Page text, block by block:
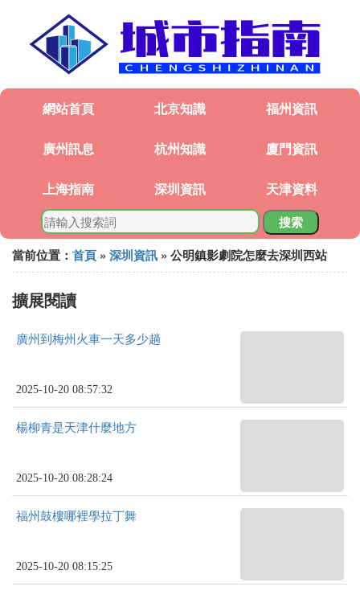
網站首頁 北京知識 福州資訊
廣州訊息 杭州知識 廈門資訊
上海指南 深圳資訊 天津資料
搜索
當前位置： 首頁 » 深圳資訊 » 公明鎮影劇院怎麼去深圳西站
擴展閱讀
廣州到梅州火車一天多少趟
2025-10-20 08:57:32
楊柳青是天津什麼地方
2025-10-20 08:28:24
福州鼓樓哪裡學拉丁舞
2025-10-20 08:15:25